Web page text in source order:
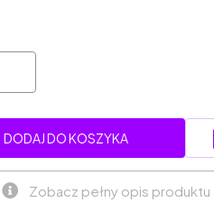
DODAJ DO KOSZYKA
Zobacz pełny opis produktu